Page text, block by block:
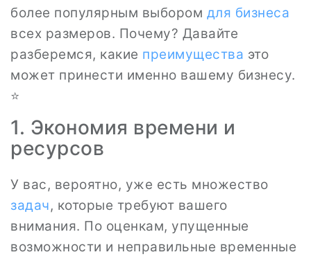
более популярным выбором для бизнеса
всех размеров. Почему? Давайте
разберемся, какие преимущества это
может принести именно вашему бизнесу.
⭐
1. Экономия времени и
ресурсов
У вас, вероятно, уже есть множество
задач, которые требуют вашего
внимания. По оценкам, упущенные
возможности и неправильные временные